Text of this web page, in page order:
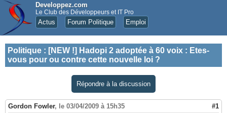
Developpez.com
Le Club des Développeurs et IT Pro
Actus Forum Politique Emploi
Politique : [NEW !] Hadopi 2 adoptée à 60 voix : Etes-
vous pour ou contre cette nouvelle loi ?
Répondre à la discussion
Gordon Fowler, le 03/04/2009 à 15h35 #1